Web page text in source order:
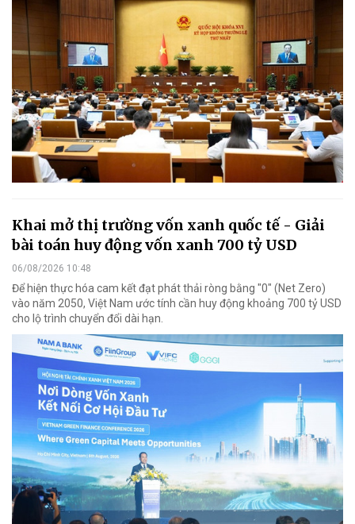
Khai mở thị trường vốn xanh quốc tế - Giải
bài toán huy động vốn xanh 700 tỷ USD
06/08/2026 10:48
Để hiện thực hóa cam kết đạt phát thải ròng bằng "0" (Net Zero)
vào năm 2050, Việt Nam ước tính cần huy động khoảng 700 tỷ USD
cho lộ trình chuyển đổi dài hạn.